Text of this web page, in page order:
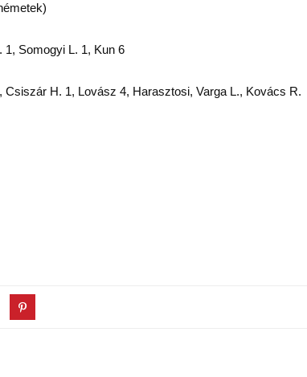
1, Somogyi L. 1, Kun 6
H. 1, Lovász 4, Harasztosi, Varga L., Kovács R.